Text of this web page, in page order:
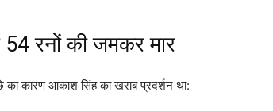
रनों की जमकर मार
का कारण आकाश सिंह का खराब प्रदर्शन था: